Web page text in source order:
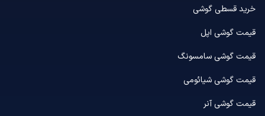
خرید قسطی گوشی
قیمت گوشی اپل
قیمت گوشی سامسونگ
قیمت گوشی شیائومی
قیمت گوشی آنر